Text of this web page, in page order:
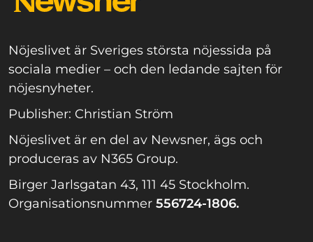
Nöjeslivet är Sveriges största nöjessida på
sociala medier – och den ledande sajten för
nöjesnyheter.
Publisher: Christian Ström
Nöjeslivet är en del av Newsner, ägs och
produceras av N365 Group.
Birger Jarlsgatan 43, 111 45 Stockholm.
Organisationsnummer 556724-1806.